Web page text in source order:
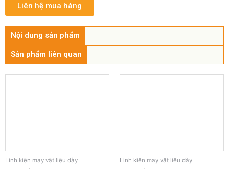
Liên hệ mua hàng
Nội dung sản phẩm
Sản phẩm liên quan
Linh kiện may vật liệu dày Linh kiện may vật liệu dày